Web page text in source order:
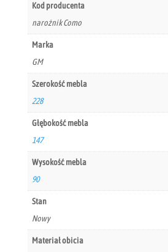
Kod producenta
narożnik Como
Marka
GM
Szerokość mebla
228
Głębokość mebla
147
Wysokość mebla
90
Stan
Nowy
Materiał obicia